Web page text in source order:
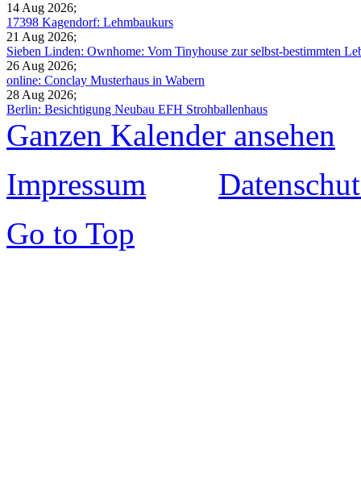
14 Aug 2026;
17398 Kagendorf: Lehmbaukurs
21 Aug 2026;
Sieben Linden: Ownhome: Vom Tinyhouse zur selbst-bestimmten
26 Aug 2026;
online: Conclay Musterhaus in Wabern
28 Aug 2026;
Berlin: Besichtigung Neubau EFH Strohballenhaus
Ganzen Kalender ansehen
Impressum
Go to Top